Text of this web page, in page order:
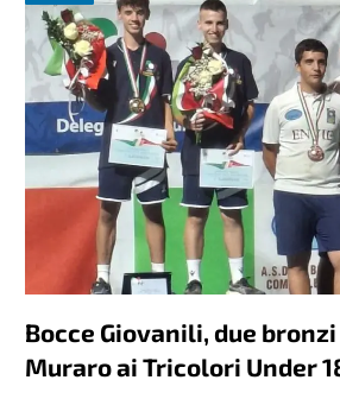
Bocce Giovanili, due
Muraro ai Tricolori Under